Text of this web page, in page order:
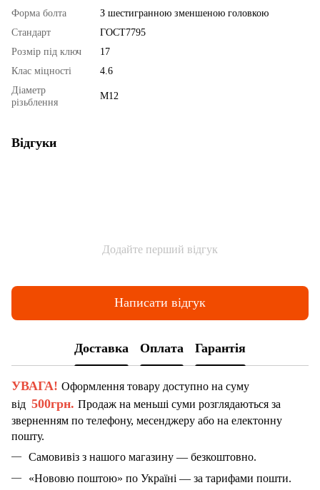
Форма болта
З шестигранною зменшеною головкою
Стандарт
ГОСТ7795
Розмір під ключ
17
Клас міцності
4.6
Діаметр
різьблення
М12
Відгуки
Додайте перший відгук
Написати відгук
Доставка Оплата Гарантія
УВАГА! Оформлення товару доступно на суму
від 500грн. Продаж на меньші суми розглядаються за
зверненням по телефону, месенджеру або на електонну
пошту.
Самовивіз з нашого магазину — безкоштовно.
«Нововю поштою» по Україні — за тарифами пошти.